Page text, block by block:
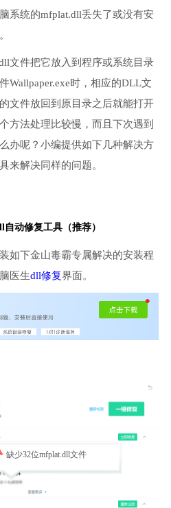
系统的mfplat.dll丢失了或没有安
文件把它放入到程序或系统目录
Wallpaper.exe时，相应的DLL文
文件放回到原目录之后就能打开
方法处理比较慢，而且下次遇到
办呢？小编提供如下几种解决方
来解决同样的问题。
自动修复工具（推荐）
如下金山毒霸专属解决的安装程
医生dll修复界面。
缺少32位mfplat.dll文件